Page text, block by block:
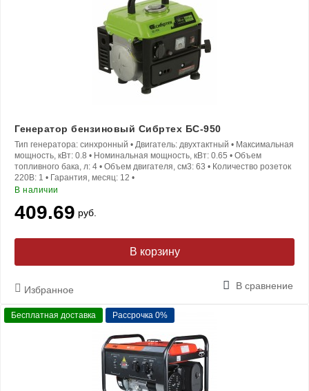
Генератор бензиновый Сибртех БС-950
Тип генератора: синхронный • Двигатель: двухтактный • Максимальная
мощность, кВт: 0.8 • Номинальная мощность, кВт: 0.65 • Объем
топливного бака, л: 4 • Объем двигателя, см3: 63 • Количество розеток
220В: 1 • Гарантия, месяц: 12 •
В наличии
409.69 руб.
В корзину
Избранное В сравнение
Бесплатная доставка Рассрочка 0%